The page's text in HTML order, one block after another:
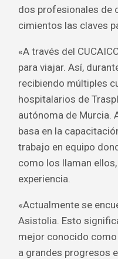
dos profesionales de
cimientos las claves
«A través del
para viajar. Así,
recibiendo múltiples
hospitalarios de
autónoma de Murcia.
basa en la
trabajo en equipo
como los llaman
experiencia.
«Actualmente se
Asistolia. Esto
mejor conocido como
a grandes progresos